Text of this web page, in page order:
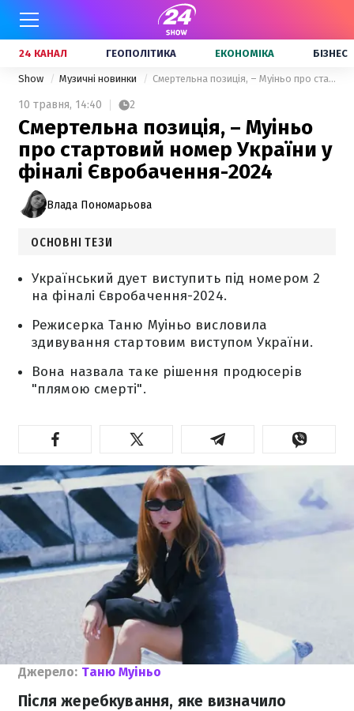
24 КАНАЛ ГЕОПОЛІТИКА ЕКОНОМІКА БІЗНЕС
Show Музичні новинки Смертельна позиція, – Муіньо про стартовий номер України у фіналі Євробачення-2024
10 травня, 14:40 2
Смертельна позиція, – Муіньо
про стартовий номер України у
фіналі Євробачення-2024
Влада Пономарьова
ОСНОВНІ ТЕЗИ
Український дует виступить під номером 2
на фіналі Євробачення-2024.
Режисерка Таню Муіньо висловила
здивування стартовим виступом України.
Вона назвала таке рішення продюсерів
"плямою смерті".
Джерело: Таню Муіньо
Після жеребкування, яке визначило